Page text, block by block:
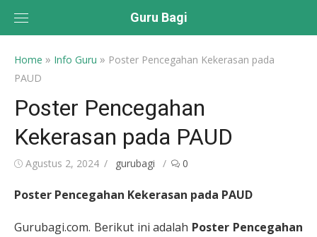
Guru Bagi
Home » Info Guru » Poster Pencegahan Kekerasan pada
PAUD
Poster Pencegahan
Kekerasan pada PAUD
Posted
Agustus 2, 2024 Author
gurubagi 0
Poster Pencegahan Kekerasan pada PAUD
Gurubagi.com. Berikut ini adalah Poster Pencegahan